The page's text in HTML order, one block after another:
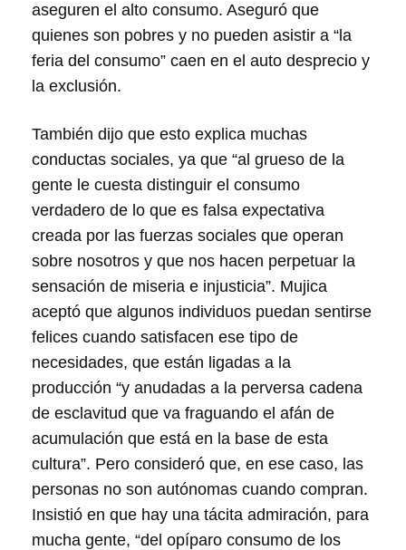
aseguren el alto consumo. Aseguró que
quienes son pobres y no pueden asistir a “la
feria del consumo” caen en el auto desprecio y
la exclusión.
También dijo que esto explica muchas
conductas sociales, ya que “al grueso de la
gente le cuesta distinguir el consumo
verdadero de lo que es falsa expectativa
creada por las fuerzas sociales que operan
sobre nosotros y que nos hacen perpetuar la
sensación de miseria e injusticia”. Mujica
aceptó que algunos individuos puedan sentirse
felices cuando satisfacen ese tipo de
necesidades, que están ligadas a la
producción “y anudadas a la perversa cadena
de esclavitud que va fraguando el afán de
acumulación que está en la base de esta
cultura”. Pero consideró que, en ese caso, las
personas no son autónomas cuando compran.
Insistió en que hay una tácita admiración, para
mucha gente, “del opíparo consumo de los